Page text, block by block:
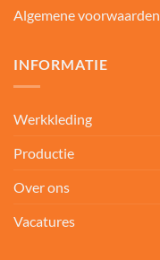
Algemene voorwaarden
INFORMATIE
Werkkleding
Productie
Over ons
Vacatures